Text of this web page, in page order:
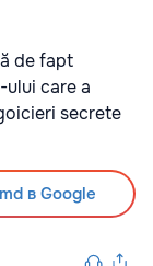
de fapt
ului care a
secrete
в Google